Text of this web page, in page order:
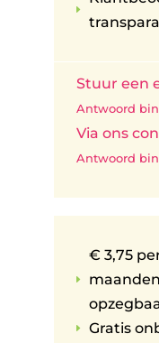
E
Stuur een
Antwoord
Via ons
Antwoord
E
€ 3,75
E Gratis